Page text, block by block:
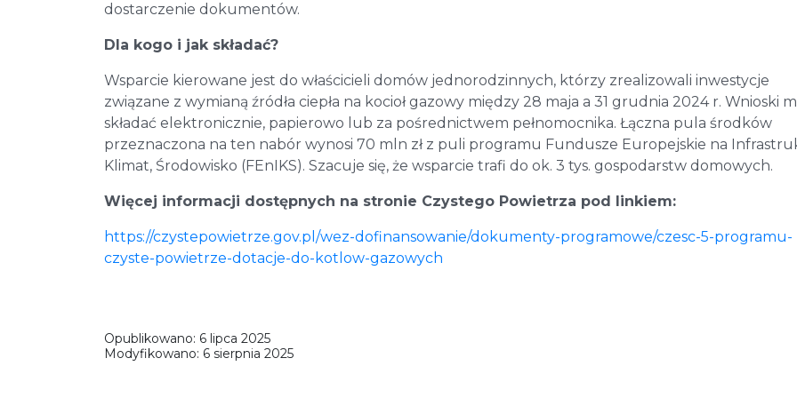
dostarczenie dokumentów.
Dla kogo i jak składać?
Wsparcie kierowane jest do właścicieli domów jednorodzinnych, którzy zrealizowali inwestycje
związane z wymianą źródła ciepła na kocioł gazowy między 28 maja a 31 grudnia 2024 r. Wnioski
składać elektronicznie, papierowo lub za pośrednictwem pełnomocnika. Łączna pula środków
przeznaczona na ten nabór wynosi 70 mln zł z puli programu Fundusze Europejskie na
Klimat, Środowisko (FEnIKS). Szacuje się, że wsparcie trafi do ok. 3 tys. gospodarstw domowych.
Więcej informacji dostępnych na stronie Czystego Powietrza pod linkiem:
https://czystepowietrze.gov.pl/wez-dofinansowanie/dokumenty-programowe/czesc-5-programu-
czyste-powietrze-dotacje-do-kotlow-gazowych
Opublikowano: 6 lipca 2025
Modyfikowano: 6 sierpnia 2025